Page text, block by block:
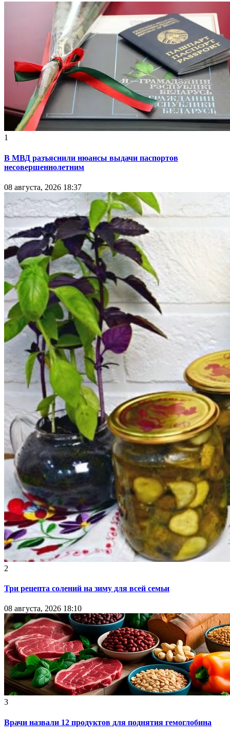
1
В МВД разъяснили нюансы выдачи паспортов
несовершеннолетним
08 августа, 2026 18:37
2
Три рецепта солений на зиму для всей семьи
08 августа, 2026 18:10
3
Врачи назвали 12 продуктов для поднятия гемоглобина